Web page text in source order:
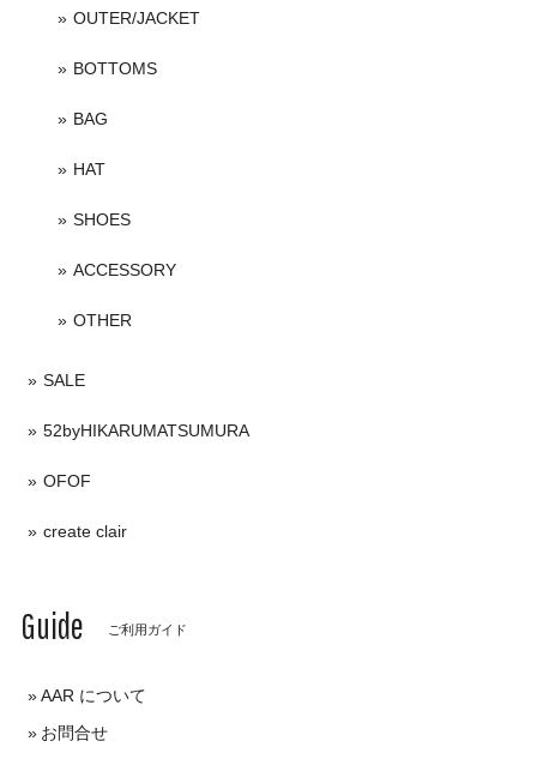
OUTER/JACKET
BOTTOMS
BAG
HAT
SHOES
ACCESSORY
OTHER
SALE
52byHIKARUMATSUMURA
OFOF
create clair
Guide ご利用ガイド
AAR について
お問合せ